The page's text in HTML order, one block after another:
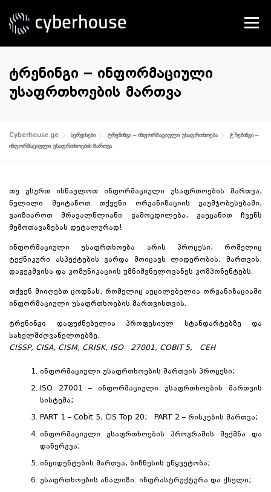
content
Menu
SERVICES ABOUT US CONTACT
ᲢᲠᲔᲜᲘᲜᲒᲘ – ᲘᲜᲤᲝᲠᲛᲐᲪᲘᲣᲚᲘ
ᲣᲡᲐᲤᲠᲗᲮᲝᲔᲑᲘᲡ ᲛᲐᲠᲗᲕᲐ
Cyberhouse.ge სერვისები ტრენინგი – ინფორმაციული უსაფრთხოება
ტრენინგი –
ინფორმაციული უსაფრთხოების მართვა
თუ გსურთ ისწავლოთ ინფორმაციული უსაფრთოების მართვა,
წვლილი შეიტანოთ თქვენი ორგანიზაციის გაუმჯობესებაში,
გაიზიაროთ მრავალწლიანი გამოცდილება, გაეცანით ჩვენს
შემოთავაზებას დეტალურად!
ინფორმაციული უსაფრთხოება არის პროცესი, რომელიც
ტექნიკური ასპექტების გარდა მოიცავს ლიდერობის, მართვის,
დაგეგმვისა და კომუნიკაციის უმნიშვნელოვანეს კომპონენტებს.
თქვენ მიიღებთ ცოდნას, რომელიც აუცილებელია ორგანიზაციაში
ინფორმაციული უსაფრთხოების მართვისთვის.
ტრენინგი დაფუძნებულია პროფესიულ სტანდარტებზე და
სახელმძღვანელოებზე.
CISSP, CISA, CISM, CRISK, ISO 27001, COBIT 5, CEH
ინფორმაციული უსაფრთხოების მართვის პროცესი;
ISO 27001 – ინფორმაციული უსაფრთხოების მართვის
სისტემა;
PART 1 – Cobit 5, CIS Top 20; PART 2 – რისკების მართვა;
ინფორმაციული უსაფრთხოების პროგრამის შექმნა და
დანერგვა;
ინციდენტების მართვა, ბიზნესის უწყვეტობა;
უსაფრთხოების ანალიზი: ინფრასტრუქტურა და ქსელი;